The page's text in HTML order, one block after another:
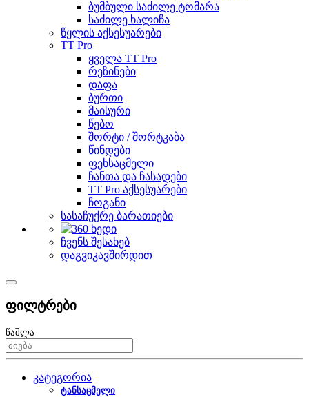
ბუმბული საძილე ტომარა
საძილე ხალიჩა
წყლის აქსესუარები
TT Pro
ყველა TT Pro
რეზინები
დაფა
ბურთი
მაისური
წებო
შორტი / შორტკაბა
წინდები
ფეხსაცმელი
ჩანთა და ჩასადები
TT Pro აქსესუარები
ჩოგანი
სასაჩუქრე ბარათიები
ჩვენს შესახებ
დაგვიკავშირდით
ფილტრები
წაშლა
კატეგორია
ტანსაცმელი